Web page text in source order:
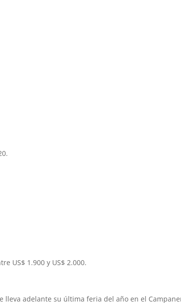
US$ 1.900 y US$ 2.000.
lleva adelante su última feria del año en el